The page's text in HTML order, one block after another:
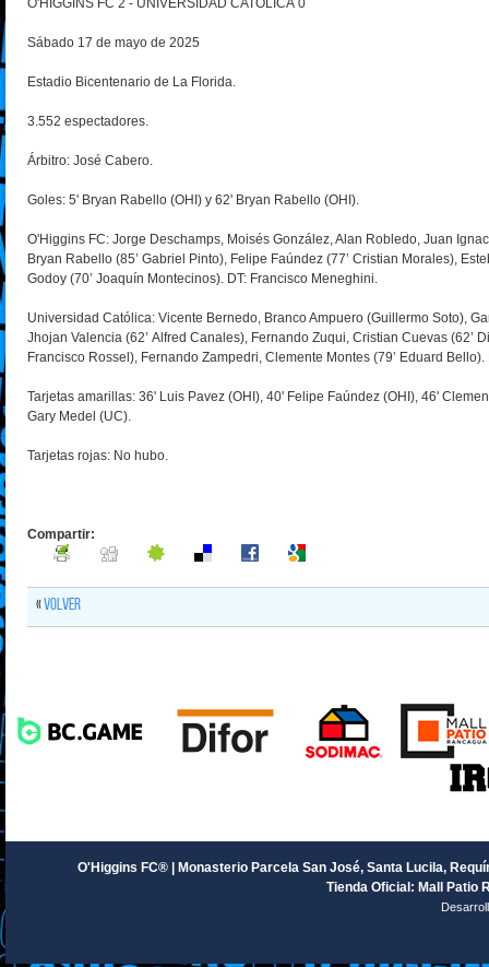
O'HIGGINS FC 2 - UNIVERSIDAD CATÓLICA 0
Sábado 17 de mayo de 2025
Estadio Bicentenario de La Florida.
3.552 espectadores.
Árbitro: José Cabero.
Goles: 5' Bryan Rabello (OHI) y 62' Bryan Rabello (OHI).
O'Higgins FC: Jorge Deschamps, Moisés González, Alan Robledo, Juan
Bryan Rabello (85’ Gabriel Pinto), Felipe Faúndez (77’ Cristian Morales),
Godoy (70’ Joaquín Montecinos). DT: Francisco Meneghini.
Universidad Católica: Vicente Bernedo, Branco Ampuero (Guillermo Soto),
Jhojan Valencia (62’ Alfred Canales), Fernando Zuqui, Cristian Cuevas (62’
Francisco Rossel), Fernando Zampedri, Clemente Montes (79’ Eduard Bello).
Tarjetas amarillas: 36' Luis Pavez (OHI), 40' Felipe Faúndez (OHI), 46'
Gary Medel (UC).
Tarjetas rojas: No hubo.
Compartir:
«Volver
O'Higgins FC® | Monasterio Parcela San José, Santa Lucila,
Tienda Oficial: Mall Patio